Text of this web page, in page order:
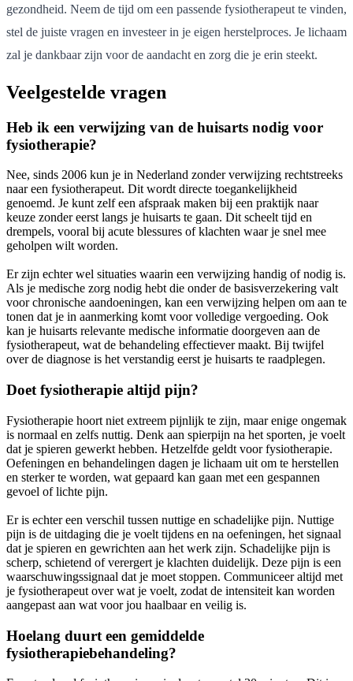
gezondheid. Neem de tijd om een passende fysiotherapeut te vinden,
stel de juiste vragen en investeer in je eigen herstelproces. Je lichaam
zal je dankbaar zijn voor de aandacht en zorg die je erin steekt.
Veelgestelde vragen
Heb ik een verwijzing van de huisarts nodig voor
fysiotherapie?
Nee, sinds 2006 kun je in Nederland zonder verwijzing rechtstreeks
naar een fysiotherapeut. Dit wordt directe toegankelijkheid
genoemd. Je kunt zelf een afspraak maken bij een praktijk naar
keuze zonder eerst langs je huisarts te gaan. Dit scheelt tijd en
drempels, vooral bij acute blessures of klachten waar je snel mee
geholpen wilt worden.
Er zijn echter wel situaties waarin een verwijzing handig of nodig is.
Als je medische zorg nodig hebt die onder de basisverzekering valt
voor chronische aandoeningen, kan een verwijzing helpen om aan te
tonen dat je in aanmerking komt voor volledige vergoeding. Ook
kan je huisarts relevante medische informatie doorgeven aan de
fysiotherapeut, wat de behandeling effectiever maakt. Bij twijfel
over de diagnose is het verstandig eerst je huisarts te raadplegen.
Doet fysiotherapie altijd pijn?
Fysiotherapie hoort niet extreem pijnlijk te zijn, maar enige ongemak
is normaal en zelfs nuttig. Denk aan spierpijn na het sporten, je voelt
dat je spieren gewerkt hebben. Hetzelfde geldt voor fysiotherapie.
Oefeningen en behandelingen dagen je lichaam uit om te herstellen
en sterker te worden, wat gepaard kan gaan met een gespannen
gevoel of lichte pijn.
Er is echter een verschil tussen nuttige en schadelijke pijn. Nuttige
pijn is de uitdaging die je voelt tijdens en na oefeningen, het signaal
dat je spieren en gewrichten aan het werk zijn. Schadelijke pijn is
scherp, schietend of verergert je klachten duidelijk. Deze pijn is een
waarschuwingssignaal dat je moet stoppen. Communiceer altijd met
je fysiotherapeut over wat je voelt, zodat de intensiteit kan worden
aangepast aan wat voor jou haalbaar en veilig is.
Hoelang duurt een gemiddelde
fysiotherapiebehandeling?